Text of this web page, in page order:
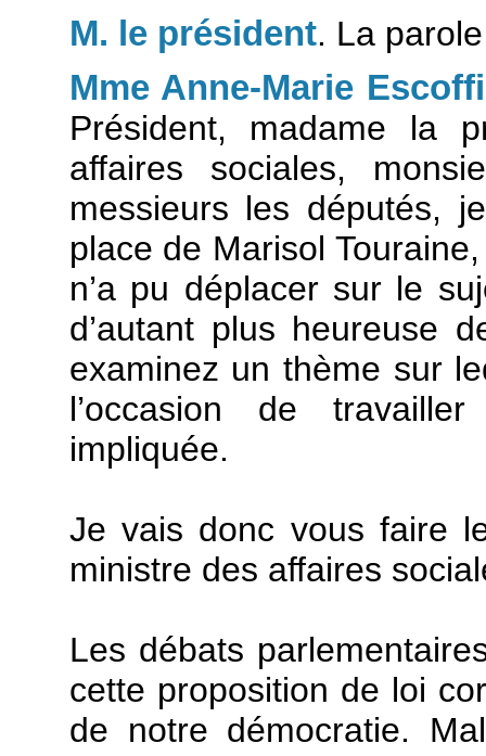
M. le président. La
Mme Anne-Marie
Président, madame la
affaires sociales,
messieurs les députés,
place de Marisol
n’a pu déplacer sur le
d’autant plus heureuse
examinez un thème sur
l’occasion de
impliquée.
Je vais donc vous faire
ministre des affaires
Les débats
cette proposition de loi
de notre démocratie.